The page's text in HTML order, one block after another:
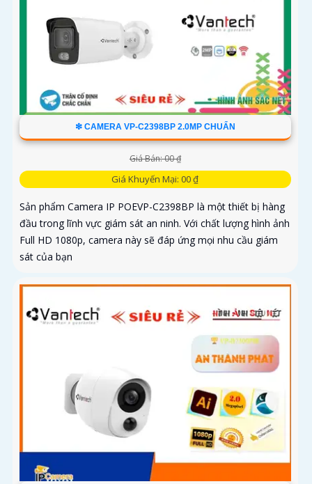
❇ CAMERA VP-C2398BP 2.0MP CHUẨN
Giá Bán: 00 ₫
Giá Khuyến Mại: 00 ₫
Sản phẩm Camera IP POEVP-C2398BP là một thiết bị hàng
đầu trong lĩnh vực giám sát an ninh. Với chất lượng hình ảnh
Full HD 1080p, camera này sẽ đáp ứng mọi nhu cầu giám
sát của bạn